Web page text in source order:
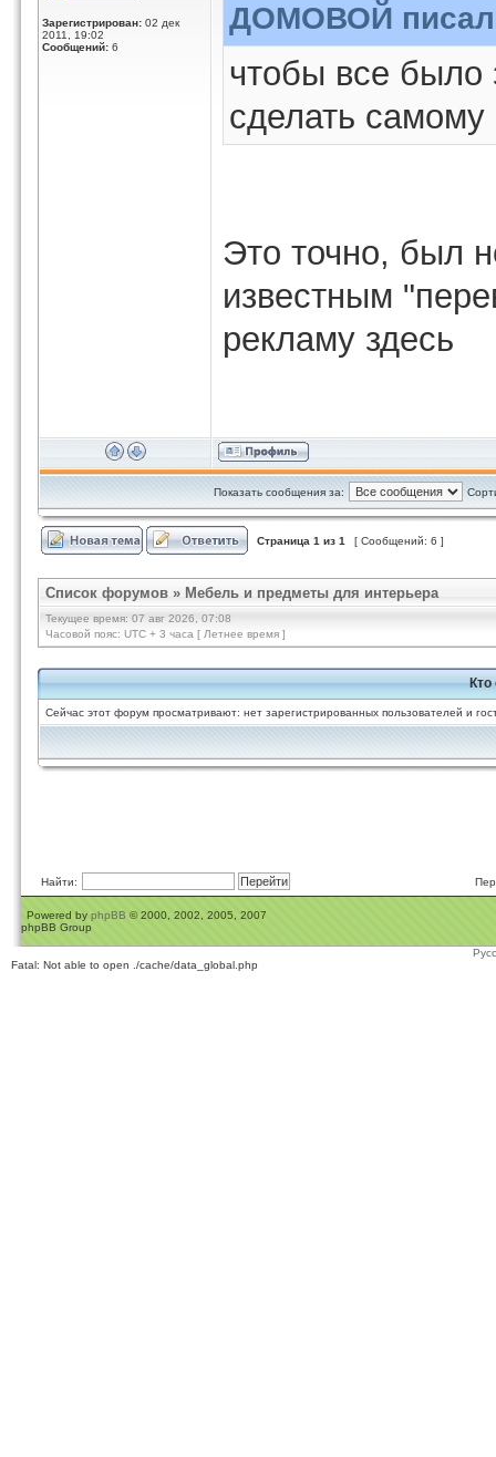
Зарегистрирован: 02 дек
2011, 19:02
Сообщений: 6
ДОМОВОЙ
чтобы все было
сделать самому
Это точно, был
известным
рекламу здесь
Показать сообщения за:
Страница 1 из 1 [ Сообщений: 6 ]
Список форумов » Мебель и предметы для интерьера
Текущее время: 07 авг 2026, 07:08
Часовой пояс: UTC + 3 часа [ Летнее время ]
Кто
Сейчас этот форум просматривают: нет зарегистрированных пользователей и
Найти:
Powered by phpBB © 2000, 2002, 2005, 2007
phpBB Group
Fatal: Not able to open ./cache/data_global.php